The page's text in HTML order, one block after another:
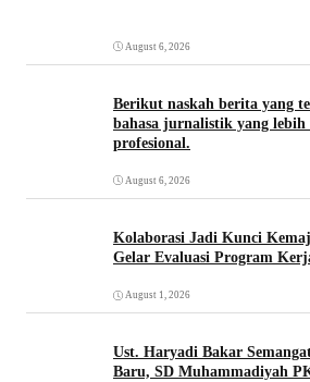
August 6, 2026
Berikut naskah berita yang
bahasa jurnalistik yang
profesional.
August 6, 2026
Kolaborasi Jadi Kunci
Gelar Evaluasi Program
August 1, 2026
Ust. Haryadi Bakar
Baru, SD Muhammadiyah